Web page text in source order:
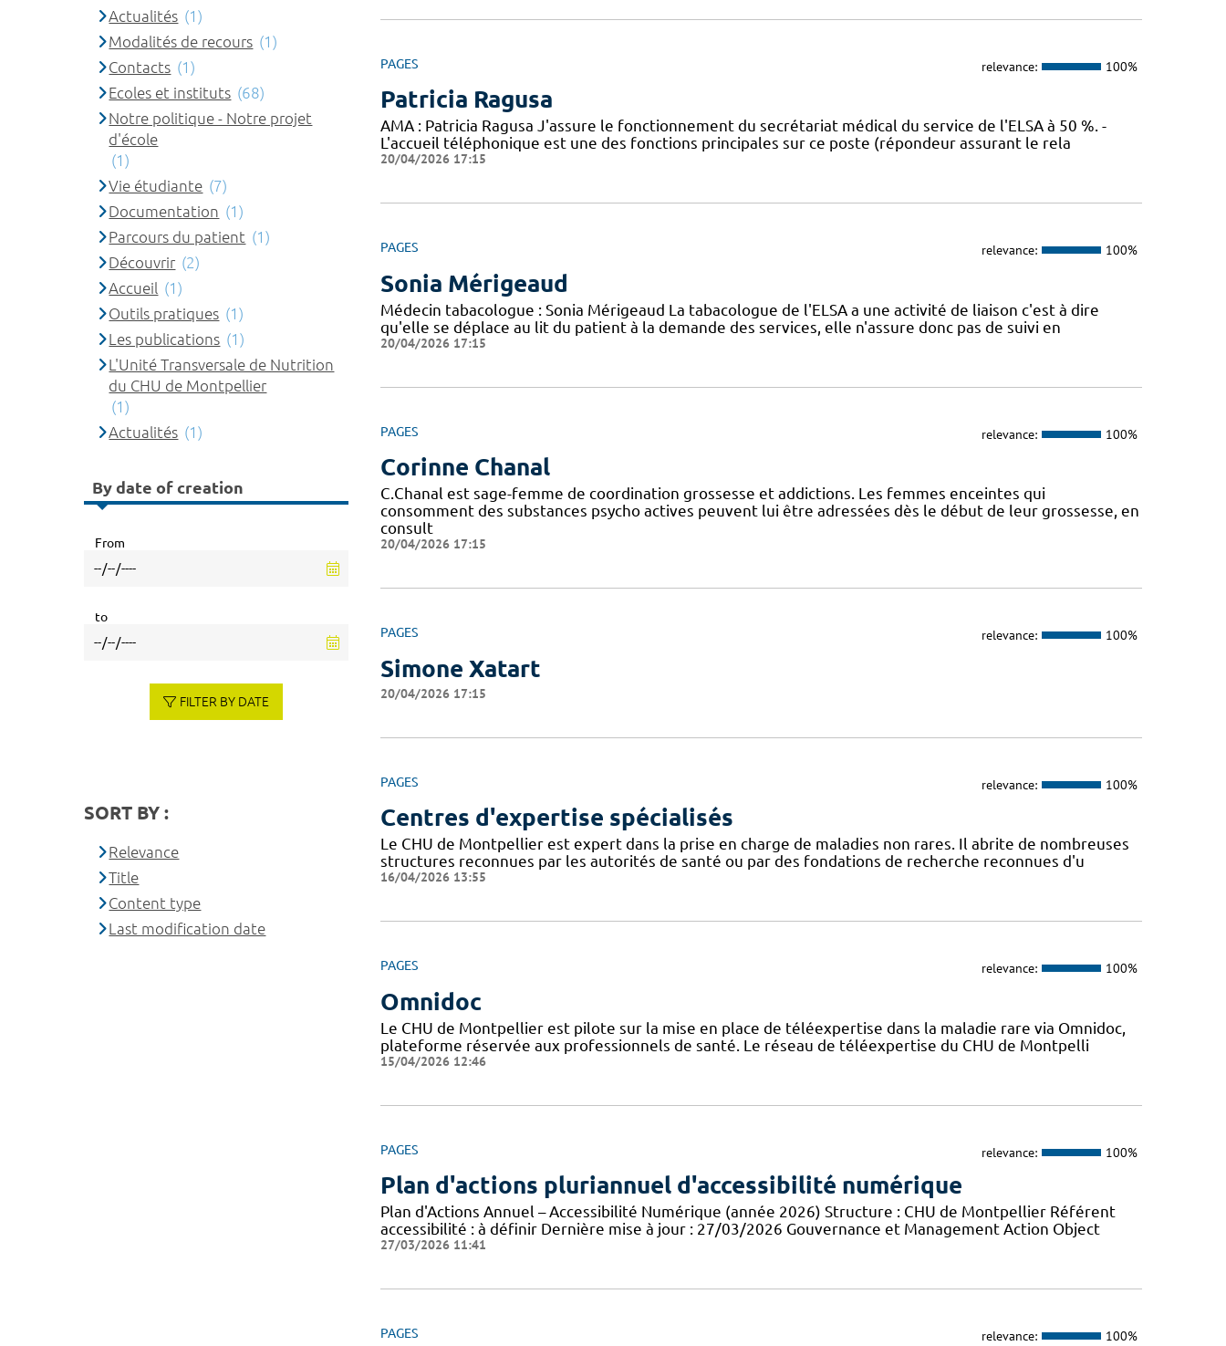
PAGES relevance: 100%
Patricia Ragusa
AMA : Patricia Ragusa J'assure le fonctionnement du secrétariat médical du service de l'ELSA à 50 %. -
L'accueil téléphonique est une des fonctions principales sur ce poste (répondeur assurant le rela
20/04/2026 17:15
PAGES relevance: 100%
Sonia Mérigeaud
Médecin tabacologue : Sonia Mérigeaud La tabacologue de l'ELSA a une activité de liaison c'est à dire
qu'elle se déplace au lit du patient à la demande des services, elle n'assure donc pas de suivi en
20/04/2026 17:15
PAGES relevance: 100%
Corinne Chanal
C.Chanal est sage-femme de coordination grossesse et addictions. Les femmes enceintes qui
consomment des substances psycho actives peuvent lui être adressées dès le début de leur grossesse, en
consult
20/04/2026 17:15
PAGES relevance: 100%
Simone Xatart
20/04/2026 17:15
PAGES relevance: 100%
Centres d'expertise spécialisés
Le CHU de Montpellier est expert dans la prise en charge de maladies non rares. Il abrite de nombreuses
structures reconnues par les autorités de santé ou par des fondations de recherche reconnues d'u
16/04/2026 13:55
PAGES relevance: 100%
Omnidoc
Le CHU de Montpellier est pilote sur la mise en place de téléexpertise dans la maladie rare via Omnidoc,
plateforme réservée aux professionnels de santé. Le réseau de téléexpertise du CHU de Montpelli
15/04/2026 12:46
PAGES relevance: 100%
Plan d'actions pluriannuel d'accessibilité numérique
Plan d'Actions Annuel – Accessibilité Numérique (année 2026) Structure : CHU de Montpellier Référent
accessibilité : à définir Dernière mise à jour : 27/03/2026 Gouvernance et Management Action Object
27/03/2026 11:41
PAGES relevance: 100%
Actualités (1)
Modalités de recours (1)
Contacts (1)
Ecoles et instituts (68)
Notre politique - Notre projet
d'école
(1)
Vie étudiante (7)
Documentation (1)
Parcours du patient (1)
Découvrir (2)
Accueil (1)
Outils pratiques (1)
Les publications (1)
L'Unité Transversale de Nutrition
du CHU de Montpellier
(1)
Actualités (1)
By date of creation
From
to
FILTER BY DATE
SORT BY :
Relevance
Title
Content type
Last modification date